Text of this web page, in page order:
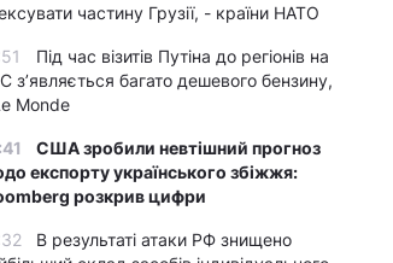
частину Грузії, - країни НАТО
Під час візитів Путіна до регіонів на
з’являється багато дешевого бензину,
Monde
США зробили невтішний прогноз
експорту українського збіжжя:
розкрив цифри
В результаті атаки РФ знищено